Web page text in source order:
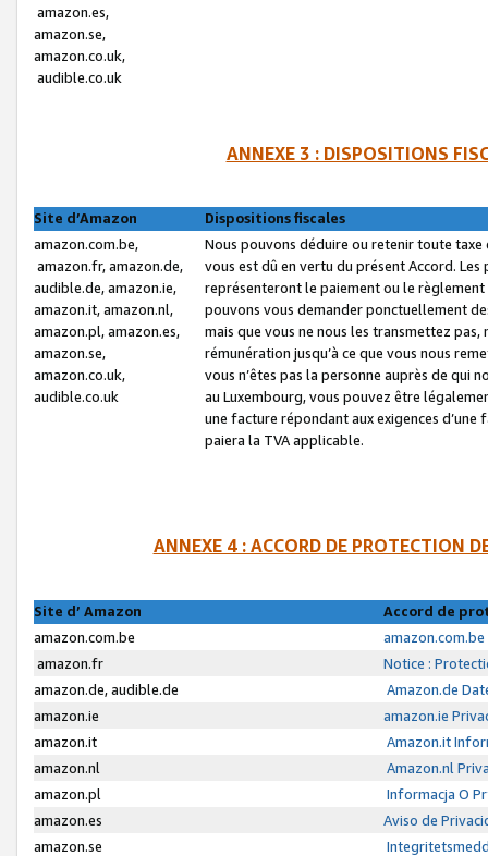
amazon.es,
amazon.se,
amazon.co.uk,
audible.co.uk
ANNEXE 3 : DISPOSITIONS
Site d’Amazon
Dispositions fiscales
amazon.com.be,
amazon.fr, amazon.de,
audible.de, amazon.ie,
amazon.it, amazon.nl,
amazon.pl, amazon.es,
amazon.se,
amazon.co.uk,
audible.co.uk
Nous pouvons déduire ou retenir toute
vous est dû en vertu du présent Accord.
représenteront le paiement ou le
pouvons vous demander ponctuellement
mais que vous ne nous les transmettez
rémunération jusqu’à ce que vous nous
vous n’êtes pas la personne auprès de qui
au Luxembourg, vous pouvez être
une facture répondant aux exigences
paiera la TVA applicable.
ANNEXE 4 : ACCORD DE PROTECTION
Site d’ Amazon
Accord de
amazon.com.be
amazon.fr
Notice :
amazon.de, audible.de
Amazon.de
amazon.ie
amazon.ie
amazon.it
Amazon.it
amazon.nl
Amazon.nl
amazon.pl
Informacja O
amazon.es
Aviso de
amazon.se